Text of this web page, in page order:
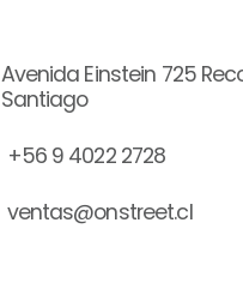
Avenida Einstein 725
Santiago
+56 9 4022 2728
ventas@onstreet.cl